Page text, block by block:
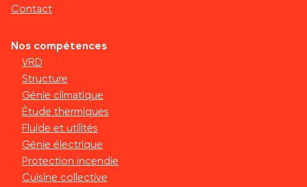
Contact
Nos compétences
VRD
Structure
Génie climatique
Étude thermiques
Fluide et utilités
Génie électrique
Protection incendie
Cuisine collective